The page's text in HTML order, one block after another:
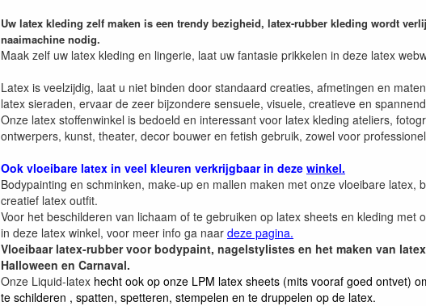
Uw latex kleding zelf maken is een trendy bezigheid, latex-rubber kleding wordt
naaimachine nodig.
Maak zelf uw latex kleding en lingerie, laat uw fantasie prikkelen in deze latex
Latex is veelzijdig, laat u niet binden door standaard creaties, afmetingen en
latex sieraden, ervaar de zeer bijzondere sensuele, visuele, creatieve en
Onze latex stoffenwinkel is bedoeld en interessant voor latex kleding ateliers,
ontwerpers, kunst, theater, decor bouwer en fetish gebruik, zowel voor
Ook vloeibare latex in veel kleuren verkrijgbaar in deze winkel.
Bodypainting en schminken, make-up en mallen maken met onze vloeibare
creatief latex outfit.
Voor het beschilderen van lichaam of te gebruiken op latex sheets en kleding
in deze latex winkel, voor meer info ga naar deze pagina.
Vloeibaar latex-rubber voor bodypaint, nagelstylistes en het maken van
Halloween en Carnaval.
Onze Liquid-latex hecht ook op onze LPM latex sheets (mits vooraf goed ontvet)
te schilderen , spatten, spetteren, stempelen en te druppelen op de latex.